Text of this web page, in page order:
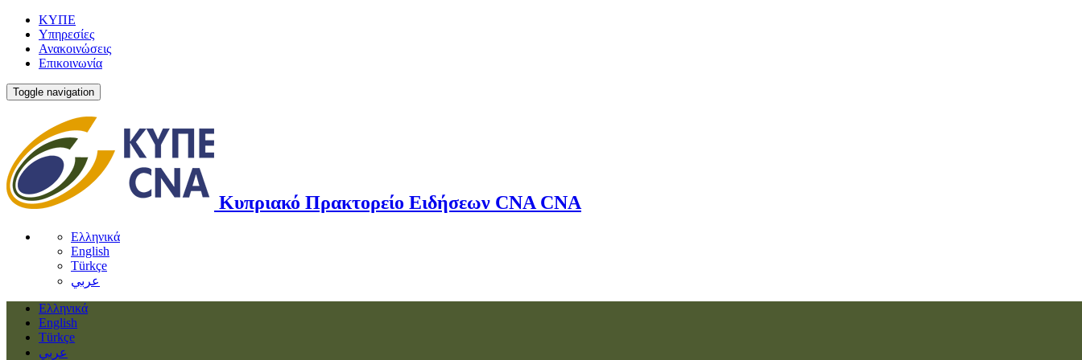
ΚΥΠΕ
Υπηρεσίες
Ανακοινώσεις
Επικοινωνία
Toggle navigation
Κυπριακό Πρακτορείο Ειδήσεων CNA CNA
Ελληνικά
English
Türkçe
عربي
Ελληνικά
English
Türkçe
عربي